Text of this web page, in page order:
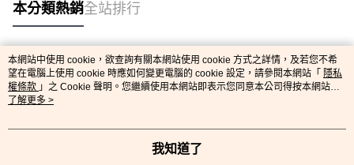
本分類熱銷全站排行
熱門標籤
本網站中使用 cookie，欲查詢有關本網站使用 cookie 方式之詳情，及若您不希
望在電腦上使用 cookie 時應如何變更電腦的 cookie 設定，請參閱本網站「 隱私
權條款 」之 Cookie 聲明。您繼續使用本網站即表示您同意本公司得按本網站使
用條款之 Cookie 聲明使用 cookie。
了解更多 >
我知道了